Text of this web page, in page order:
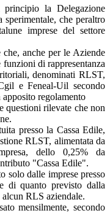
la Delegazione
che peraltro
imprese del settore
anche per le Aziende
di rappresentanza
denominati RLST,
e Feneal-Uil secondo
regolamento
rilevate che non
presso la Cassa Edile,
RLST, alimentata da
dello 0,25% da
"Cassa Edile".
solo dalle imprese presso
di quanto previsto dalla
RLS aziendale.
mensilmente, secondo